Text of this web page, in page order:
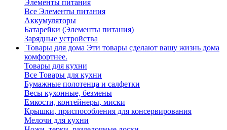
Элементы питания
Все Элементы питания
Аккумуляторы
Батарейки (Элементы питания)
Зарядные устройства
Товары для дома Эти товары сделают вашу жизнь дома
комфортнее.
Товары для кухни
Все Товары для кухни
Бумажные полотенца и салфетки
Весы кухонные, безмены
Емкости, контейнеры, миски
Крышки, приспособления для консервирования
Мелочи для кухни